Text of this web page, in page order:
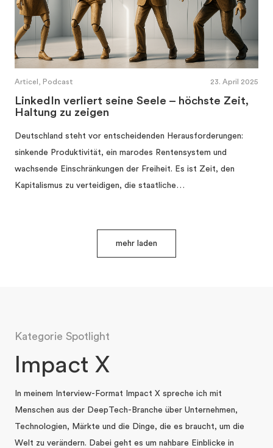
Articel, Podcast 23. April 2025
LinkedIn verliert seine Seele – höchste Zeit,
Haltung zu zeigen
Deutschland steht vor entscheidenden Herausforderungen:
sinkende Produktivität, ein marodes Rentensystem und
wachsende Einschränkungen der Freiheit. Es ist Zeit, den
Kapitalismus zu verteidigen, die staatliche…
mehr laden
Kategorie Spotlight
Impact X
In meinem Interview-Format Impact X spreche ich mit
Menschen aus der DeepTech-Branche über Unternehmen,
Technologien, Märkte und die Dinge, die es braucht, um die
Welt zu verändern. Dabei geht es um nahbare Einblicke in